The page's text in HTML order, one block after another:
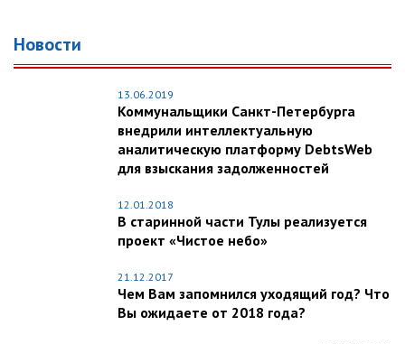
Новости
13.06.2019
Коммунальщики Санкт-Петербурга
внедрили интеллектуальную
аналитическую платформу DebtsWeb
для взыскания задолженностей
12.01.2018
В старинной части Тулы реализуется
проект «Чистое небо»
21.12.2017
Чем Вам запомнился уходящий год? Что
Вы ожидаете от 2018 года?